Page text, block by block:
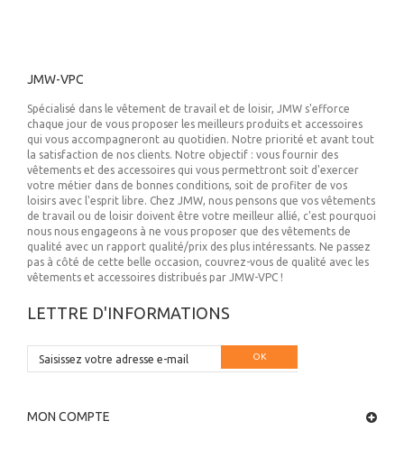
JMW-VPC
Spécialisé dans le vêtement de travail et de loisir, JMW s'efforce
chaque jour de vous proposer les meilleurs produits et accessoires
qui vous accompagneront au quotidien. Notre priorité et avant tout
la satisfaction de nos clients. Notre objectif : vous fournir des
vêtements et des accessoires qui vous permettront soit d'exercer
votre métier dans de bonnes conditions, soit de profiter de vos
loisirs avec l'esprit libre. Chez JMW, nous pensons que vos vêtements
de travail ou de loisir doivent être votre meilleur allié, c'est pourquoi
nous nous engageons à ne vous proposer que des vêtements de
qualité avec un rapport qualité/prix des plus intéressants. Ne passez
pas à côté de cette belle occasion, couvrez-vous de qualité avec les
vêtements et accessoires distribués par JMW-VPC !
LETTRE D'INFORMATIONS
OK
MON COMPTE